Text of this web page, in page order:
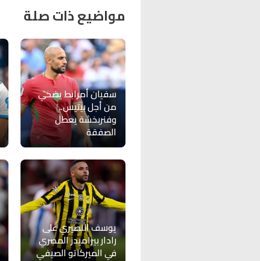
مواضيع ذات صلة
سفيان أمرابط يضحي
من أجل بيتيس..
وفنربخشة يعطل
الصفقة
يوسف النصيري على
رادار بيراميدز المصري
في الميركاتو الصيفي